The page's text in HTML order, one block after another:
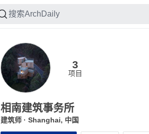
3
项目
相南建筑事务所
建筑师 · Shanghai, 中国